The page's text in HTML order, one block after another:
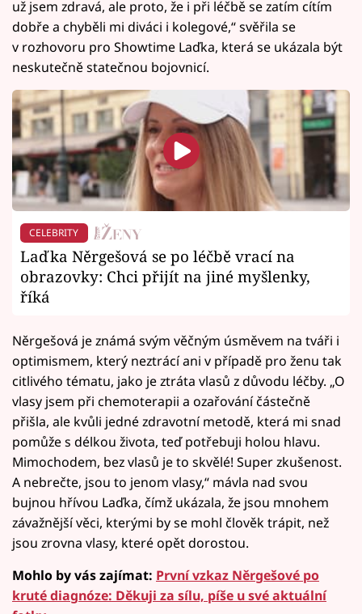
už jsem zdravá, ale proto, že i při léčbě se zatím cítím
dobře a chyběli mi diváci i kolegové,“ svěřila se
v rozhovoru pro Showtime Laďka, která se ukázala být
neskutečně statečnou bojovnicí.
CELEBRITY
Laďka Něrgešová se po léčbě vrací na
obrazovky: Chci přijít na jiné myšlenky,
říká
Něrgešová je známá svým věčným úsměvem na tváři i
optimismem, který neztrácí ani v případě pro ženu tak
citlivého tématu, jako je ztráta vlasů z důvodu léčby. „O
vlasy jsem při chemoterapii a ozařování částečně
přišla, ale kvůli jedné zdravotní metodě, která mi snad
pomůže s délkou života, teď potřebuji holou hlavu.
Mimochodem, bez vlasů je to skvělé! Super zkušenost.
A nebrečte, jsou to jenom vlasy,“ mávla nad svou
bujnou hřívou Laďka, čímž ukázala, že jsou mnohem
závažnější věci, kterými by se mohl člověk trápit, než
jsou zrovna vlasy, které opět dorostou.
Mohlo by vás zajímat: První vzkaz Něrgešové po
kruté diagnóze: Děkuji za sílu, píše u své aktuální